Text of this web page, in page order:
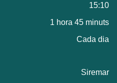
15:10
1 hora 45 minuts
Cada dia
Siremar